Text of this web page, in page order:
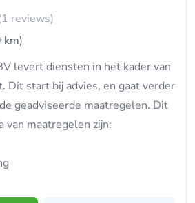
reviews)
km)
levert diensten in het kader van
Dit start bij advies, en gaat verder
geadviseerde maatregelen. Dit
van maatregelen zijn: